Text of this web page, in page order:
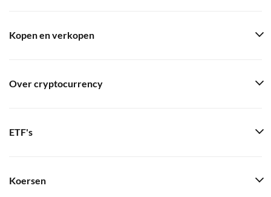
Kopen en verkopen
Over cryptocurrency
ETF's
Koersen